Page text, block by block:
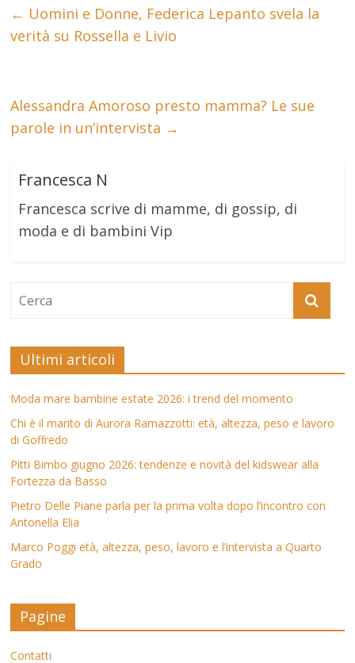
← Uomini e Donne, Federica Lepanto svela la
verità su Rossella e Livio
Alessandra Amoroso presto mamma? Le sue
parole in un’intervista →
Francesca N
Francesca scrive di mamme, di gossip, di
moda e di bambini Vip
Ultimi articoli
Moda mare bambine estate 2026: i trend del momento
Chi è il marito di Aurora Ramazzotti: età, altezza, peso e lavoro
di Goffredo
Pitti Bimbo giugno 2026: tendenze e novità del kidswear alla
Fortezza da Basso
Pietro Delle Piane parla per la prima volta dopo l’incontro con
Antonella Elia
Marco Poggi età, altezza, peso, lavoro e l’intervista a Quarto
Grado
Pagine
Contatti